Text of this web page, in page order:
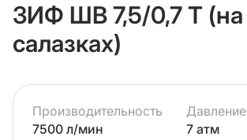
ЗИФ ШВ 7,5/0,7 Т (на
салазках)
Производительность
7500 л/мин
Давление
7 атм